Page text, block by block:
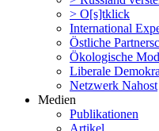
> O[s]tklick
Inter­na­tional
Östliche
Ökolo­gische
Liberale
Netzwerk Nahost
Medien
Publi­ka­tionen
Artikel